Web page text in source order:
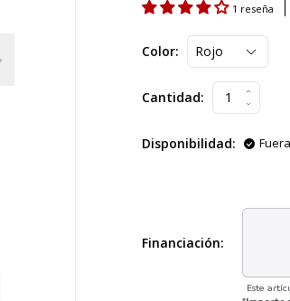
1 reseña
Color:
Cantidad:
Disponibilidad:
Financiación:
Este